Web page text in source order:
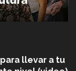
llevar a tu